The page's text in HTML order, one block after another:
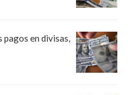
en divisas,